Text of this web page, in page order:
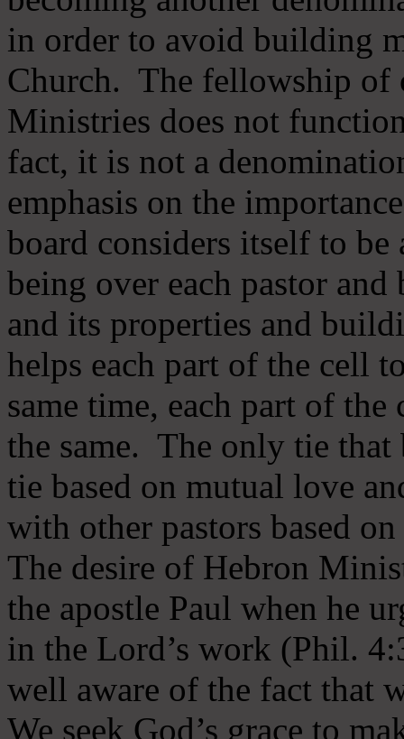
in order to avoid building
Church. The fellowship of
Ministries does not
fact, it is not a
emphasis on the
board considers itself to be
being over each pastor
and its properties and
helps each part of the cell
same time, each part of
the same. The only tie that
tie based on mutual love
with other pastors based
The desire of Hebron
the apostle Paul when he
in the Lord’s work (Phil.
well aware of the fact that
We seek God’s grace to